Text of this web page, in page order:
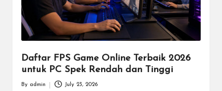
Daftar FPS Game Online Terbaik 2026
untuk PC Spek Rendah dan Tinggi
By admin July 23, 2026